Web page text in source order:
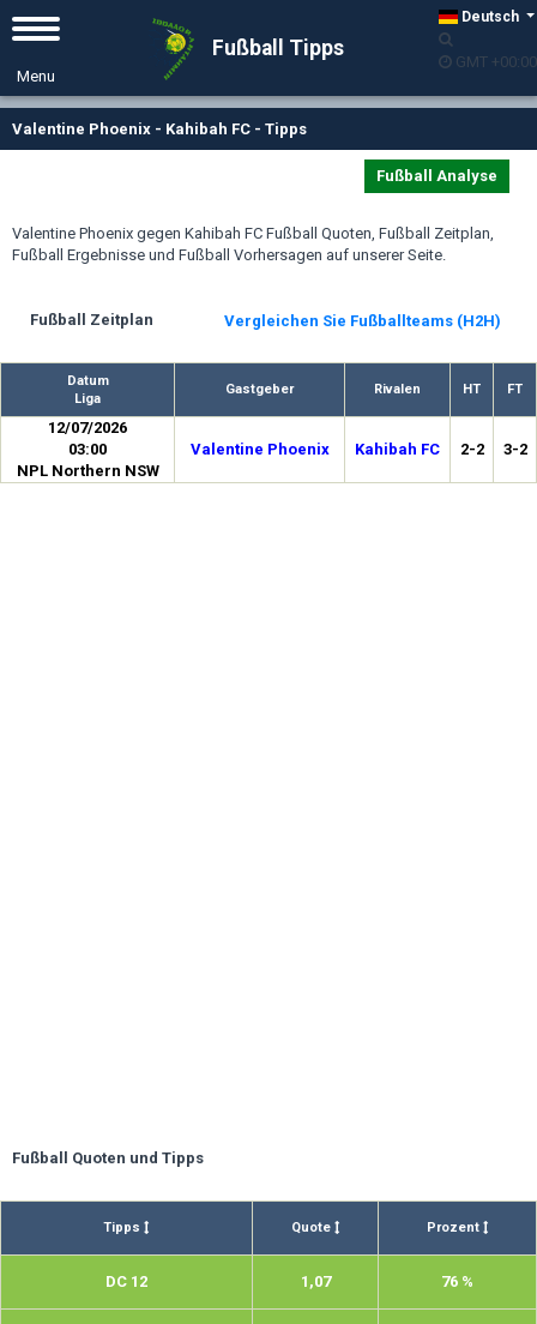
Deutsch
GMT +00:00
Fußball Tipps
Valentine Phoenix - Kahibah FC - Tipps
Fußball Analyse
Valentine Phoenix gegen Kahibah FC Fußball Quoten, Fußball Zeitplan,
Fußball Ergebnisse und Fußball Vorhersagen auf unserer Seite.
Fußball Zeitplan Vergleichen Sie Fußballteams (H2H)
Datum
Liga
Gastgeber Rivalen HT FT
12/07/2026
03:00
NPL Northern NSW
Valentine Phoenix Kahibah FC 2-2 3-2
Fußball Quoten und Tipps
Tipps Quote Prozent
DC 12 1,07 76 %